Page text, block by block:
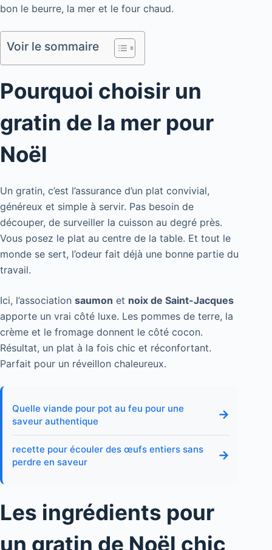
bon le beurre, la mer et le four chaud.
Voir le sommaire
Pourquoi choisir un
gratin de la mer pour
Noël
Un gratin, c’est l’assurance d’un plat convivial,
généreux et simple à servir. Pas besoin de
découper, de surveiller la cuisson au degré près.
Vous posez le plat au centre de la table. Et tout le
monde se sert, l’odeur fait déjà une bonne partie du
travail.
Ici, l’association saumon et noix de Saint-Jacques
apporte un vrai côté luxe. Les pommes de terre, la
crème et le fromage donnent le côté cocon.
Résultat, un plat à la fois chic et réconfortant.
Parfait pour un réveillon chaleureux.
Quelle viande pour pot au feu pour une
saveur authentique
→
recette pour écouler des œufs entiers sans
perdre en saveur
→
Les ingrédients pour
un gratin de Noël chic